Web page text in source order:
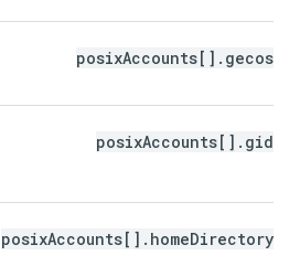
posixAccounts[].gecos
posixAccounts[].gid
posixAccounts[].homeDirectory